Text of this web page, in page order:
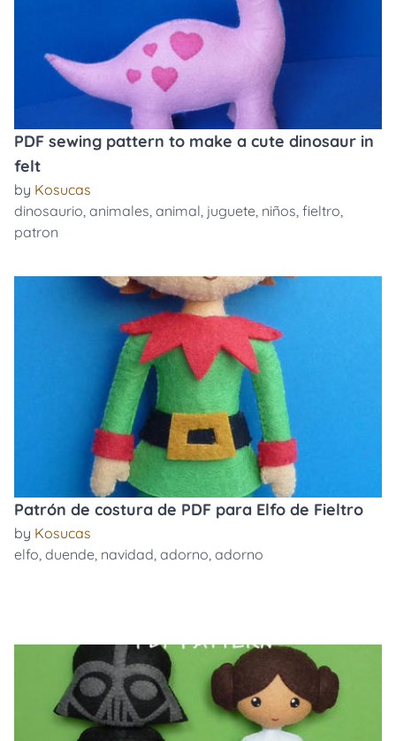
PDF sewing pattern to make a cute dinosaur in
felt
by Kosucas
dinosaurio, animales, animal, juguete, niños, fieltro,
patron
Patrón de costura de PDF para Elfo de Fieltro
by Kosucas
elfo, duende, navidad, adorno, adorno